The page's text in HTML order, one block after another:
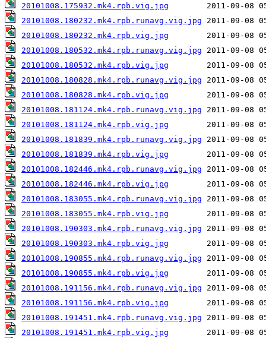
20101008.175932.mk4.rpb.vig.jpg
20101008.180232.mk4.rpb.runavg.vig.jpg
20101008.180232.mk4.rpb.vig.jpg
20101008.180532.mk4.rpb.runavg.vig.jpg
20101008.180532.mk4.rpb.vig.jpg
20101008.180828.mk4.rpb.runavg.vig.jpg
20101008.180828.mk4.rpb.vig.jpg
20101008.181124.mk4.rpb.runavg.vig.jpg
20101008.181124.mk4.rpb.vig.jpg
20101008.181839.mk4.rpb.runavg.vig.jpg
20101008.181839.mk4.rpb.vig.jpg
20101008.182446.mk4.rpb.runavg.vig.jpg
20101008.182446.mk4.rpb.vig.jpg
20101008.183055.mk4.rpb.runavg.vig.jpg
20101008.183055.mk4.rpb.vig.jpg
20101008.190303.mk4.rpb.runavg.vig.jpg
20101008.190303.mk4.rpb.vig.jpg
20101008.190855.mk4.rpb.runavg.vig.jpg
20101008.190855.mk4.rpb.vig.jpg
20101008.191156.mk4.rpb.runavg.vig.jpg
20101008.191156.mk4.rpb.vig.jpg
20101008.191451.mk4.rpb.runavg.vig.jpg
20101008.191451.mk4.rpb.vig.jpg